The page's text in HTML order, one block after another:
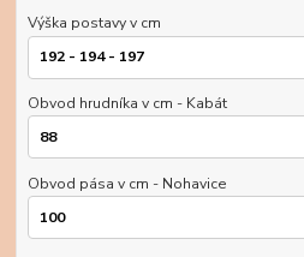
Výška postavy v cm
Obvod hrudníka v cm - Kabát
Obvod pása v cm - Nohavice